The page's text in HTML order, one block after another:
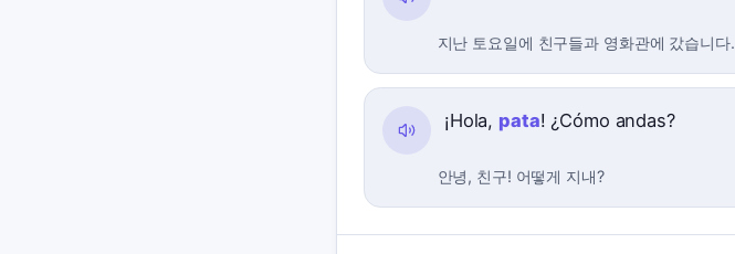
지난 토요일에 친구들과 영화관에 갔습니다.
¡Hola, pata! ¿Cómo andas?
안녕, 친구! 어떻게 지내?